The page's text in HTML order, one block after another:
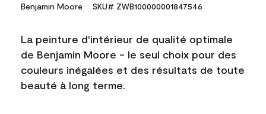
Benjamin Moore SKU# ZWB100000001847546
La peinture d'intérieur de qualité optimale
de Benjamin Moore - le seul choix pour des
couleurs inégalées et des résultats de toute
beauté à long terme.